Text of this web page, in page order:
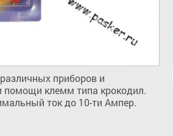
приборов и
помощи клемм типа крокодил.
ток до 10-ти Ампер.